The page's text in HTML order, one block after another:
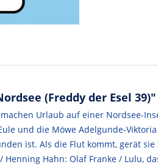
(Freddy der Esel 39)"
Urlaub auf einer Nordsee-
und die Möwe Adelgunde-
ist. Als die Flut kommt, gerät
Hahn: Olaf Franke / Lulu,